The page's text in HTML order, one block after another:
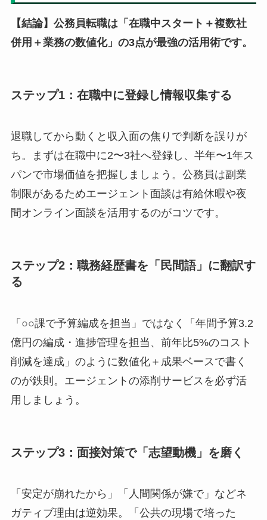
【結論】公務員転職は「在職中スタート＋複数社
併用＋業務の数値化」の3点が最強の活用術です。
ステップ1：在職中に登録し情報収集する
退職してから動くと収入面の焦りで判断を誤りが
ち。まずは在職中に2〜3社へ登録し、半年〜1年ス
パンで市場価値を把握しましょう。公務員は副業
制限があるためエージェント面談は有給休暇や夜
間オンライン面談を活用するのがコツです。
ステップ2：職務経歴書を「民間語」に翻訳す
る
「○○課で予算編成を担当」ではなく「年間予算3.2
億円の編成・進捗管理を担当、前年比5%のコスト
削減を達成」のように数値化＋成果ベースで書く
のが鉄則。エージェントの添削サービスを必ず活
用しましょう。
ステップ3：面接対策で「志望動機」を磨く
「安定が崩れたから」「人間関係が嫌で」などネ
ガティブ理由は逆効果。「公共の現場で培った